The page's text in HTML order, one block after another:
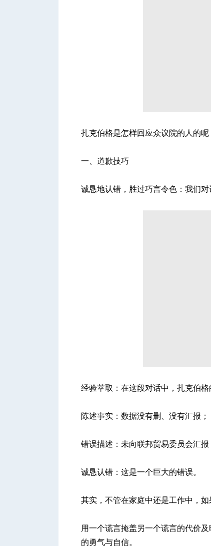
扎克伯格是怎样回应众议院的人的
一、道歉技巧
诚恳地认错，胜过巧言令色：我们
经验萃取：在这段对话中，扎克伯格
陈述事实：数据没有删、没有汇报；
错误描述：未向联邦贸易委员会汇报
诚恳认错：这是一个巨大的错误。
其实，不管在家庭中还是工作中，
用一个谎言掩盖另一个谎言的代价
的勇气与自信。